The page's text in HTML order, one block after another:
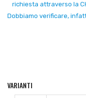
richiesta attraverso la
Dobbiamo verificare,
VARIANTI